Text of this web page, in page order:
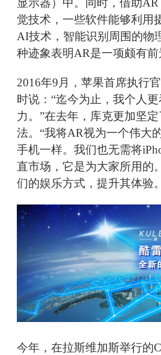
显示器）中。同时，借助
觉技术，一些软件能够利用
AI技术，智能识别周围的物
种迹象表明AR是一项颇有前
2016年9月，苹果首席执行
时说：“迄今为止，我个人
力。”在去年，库克更加坚
法。“我将AR视为一个伟大
手机一样。我们也无需将
直市场，它是为大家所用的
们的娱乐方式，提升其体验
今年，在拉斯维加斯举行的